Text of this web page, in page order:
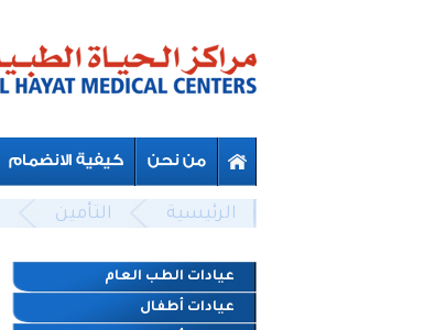
Beyond Designs You are here
الرئيسية التأمين
عيادات الطب العام
عيادات أطفال